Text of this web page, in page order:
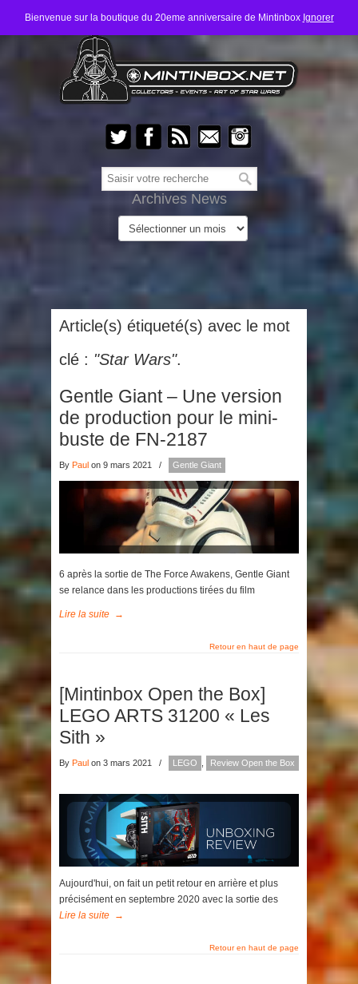
Bienvenue sur la boutique du 20eme anniversaire de Mintinbox Ignorer
Archives News
Article(s) étiqueté(s) avec le mot
clé : "Star Wars".
Gentle Giant – Une version
de production pour le mini-
buste de FN-2187
By Paul on 9 mars 2021 / Gentle Giant
6 après la sortie de The Force Awakens, Gentle Giant
se relance dans les productions tirées du film
Lire la suite →
Retour en haut de page
[Mintinbox Open the Box]
LEGO ARTS 31200 « Les
Sith »
By Paul on 3 mars 2021 / LEGO Review Open the Box
Aujourd'hui, on fait un petit retour en arrière et plus
précisément en septembre 2020 avec la sortie des
Lire la suite →
Retour en haut de page